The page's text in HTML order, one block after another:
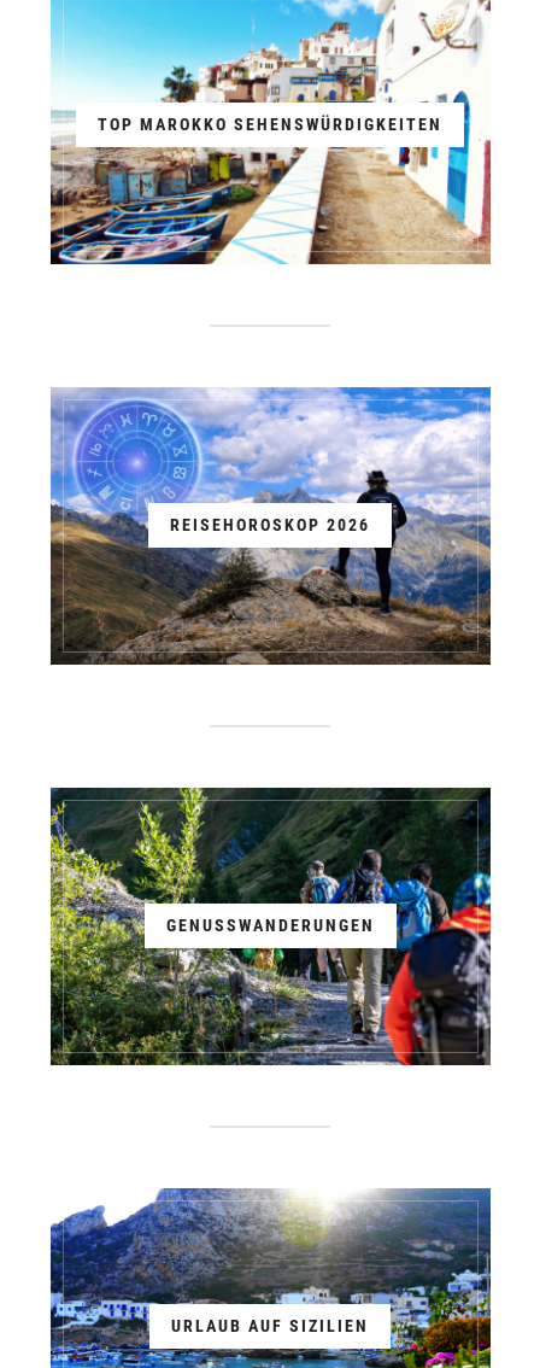
TOP MAROKKO SEHENSWÜRDIGKEITEN
REISEHOROSKOP 2026
GENUSSWANDERUNGEN
URLAUB AUF SIZILIEN